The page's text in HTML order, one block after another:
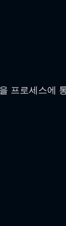
프로세스에